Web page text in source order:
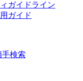
ガイドライン
ガイド
手検索